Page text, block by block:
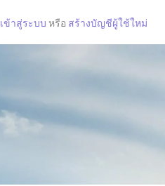
เข้าสู่ระบบ หรือ สร้างบัญชีผู้ใช้ใหม่